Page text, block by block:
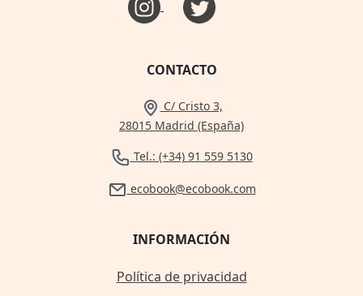
CONTACTO
C/ Cristo 3,
28015 Madrid (España)
Tel.: (+34) 91 559 5130
ecobook@ecobook.com
INFORMACIÓN
Política de privacidad